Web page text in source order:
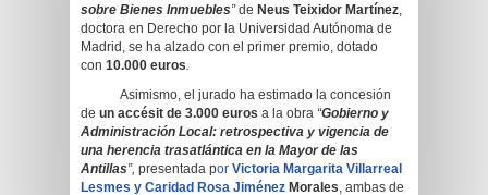
sobre Bienes Inmuebles”de Neus Teixidor Martínez,
doctora en Derecho por la Universidad Autónoma de
Madrid, se ha alzado con el primer premio, dotado
con 10.000 euros.
Asimismo, el jurado ha estimado la concesión
de un accésit de 3.000 euros a la obra “Gobierno y
Administración Local: retrospectiva y vigencia de
una herencia trasatlántica en la Mayor de las
Antillas”, presentada por Victoria Margarita Villarreal
Lesmes y Caridad Rosa Jiménez Morales, ambas de